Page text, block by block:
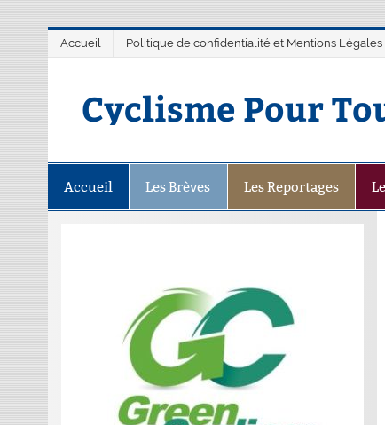
Accueil Politique de confidentialité et Mentions Légales
Cyclisme Pour
Accueil Les Brèves Les Reportages